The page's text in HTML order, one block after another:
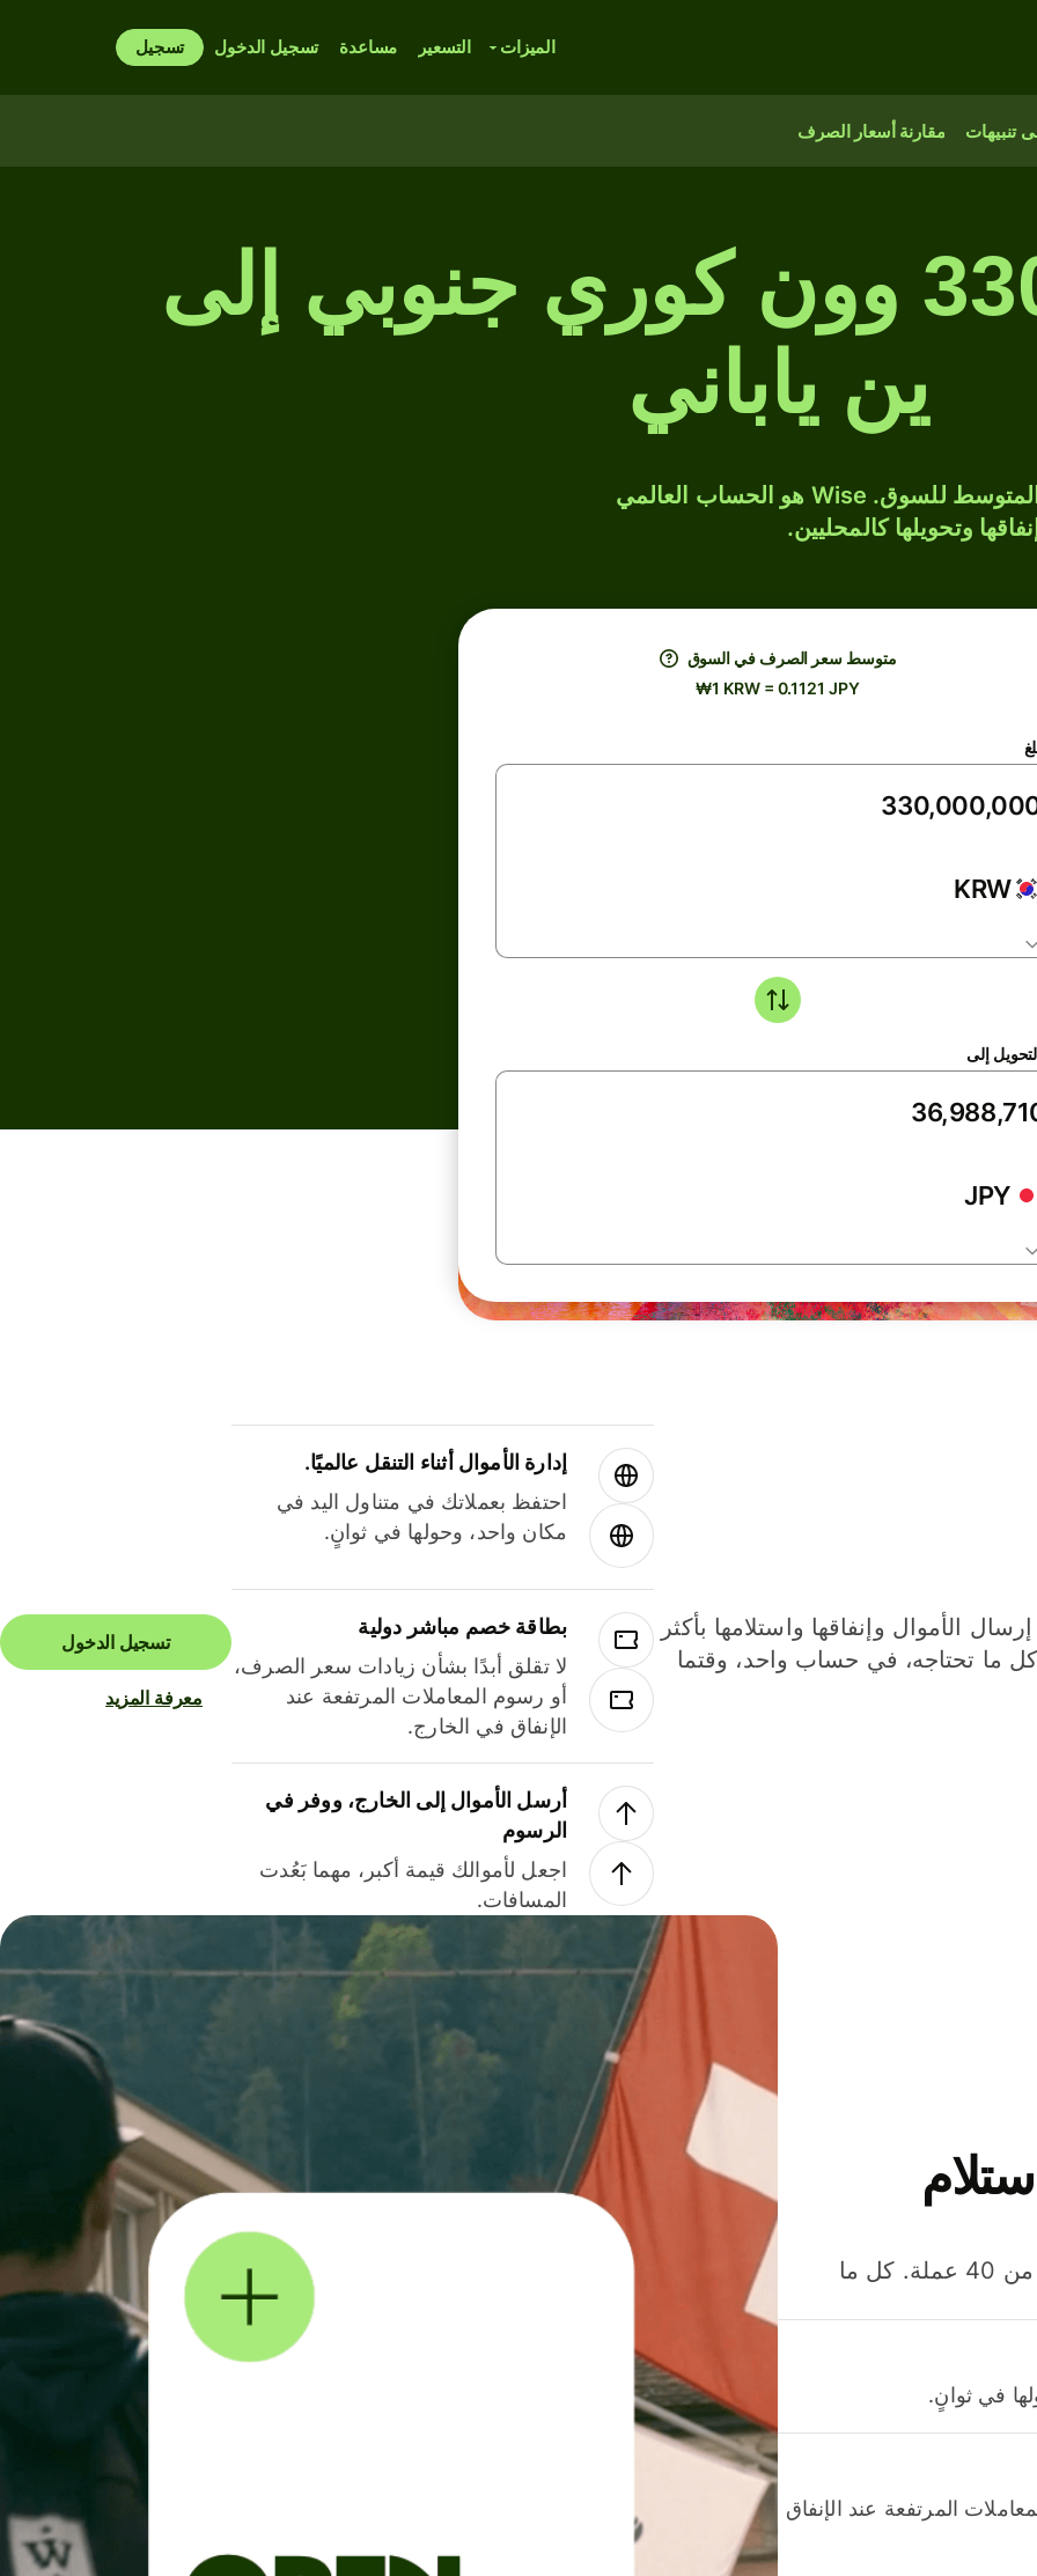
الميزات التسعير مساعدة تسجيل الدخول تسجيل
تنبيهات مقارنة أسعار الصرف
330,000,000 وون كوري جنوبي إلى
ين ياباني
حوّل KRW إلى JPY بسعر الصرف المتوسط للسوق. Wise هو الحساب العالمي
وتحويلها كالمحليين.
متوسط ​​سعر الصرف في السوق
₩1 KRW = 0.1121 JPY
KRW
إلى
JPY
الأموال وإنفاقها واستلامها بأكثر
كل ما تحتاجه، في حساب واحد، وقتما
إدارة الأموال أثناء التنقل عالميًا.
احتفظ بعملاتك في متناول اليد في
مكان واحد، وحولها في ثوانٍ.
بطاقة خصم مباشر دولية
لا تقلق أبدًا بشأن زيادات سعر الصرف،
أو رسوم المعاملات المرتفعة عند
الإنفاق في الخارج.
أرسل الأموال إلى الخارج، ووفر في
الرسوم
اجعل لأموالك قيمة أكبر، مهما بَعُدت
المسافات.
تسجيل الدخول
معرفة المزيد
وفّر المال عند إرسال الأموال وإنفاقها واستلامها بأكثر من 40 عملة. كل ما
في ثوانٍ.
المرتفعة عند الإنفاق